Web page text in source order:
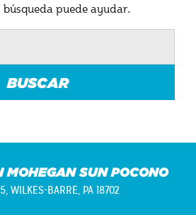
búsqueda puede ayudar.
MOHEGAN SUN POCONO
WILKES-BARRE, PA 18702